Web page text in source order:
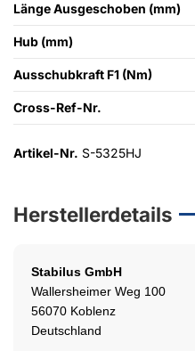
Länge Ausgeschoben (mm)
Hub (mm)
Ausschubkraft F1 (Nm)
Cross-Ref-Nr.
Artikel-Nr. S-5325HJ
Herstellerdetails
Stabilus GmbH
Wallersheimer Weg 100
56070 Koblenz
Deutschland